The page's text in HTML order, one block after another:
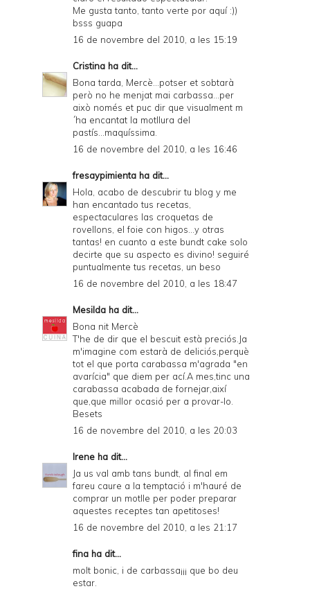
Me gusta tanto, tanto verte por aquí :))
bsss guapa
16 de novembre del 2010, a les 15:19
Cristina ha dit...
Bona tarda, Mercè...potser et sobtarà
però no he menjat mai carbassa...per
això només et puc dir que visualment m
´ha encantat la motllura del
pastís...maquíssima.
16 de novembre del 2010, a les 16:46
fresaypimienta ha dit...
Hola, acabo de descubrir tu blog y me
han encantado tus recetas,
espectaculares las croquetas de
rovellons, el foie con higos...y otras
tantas! en cuanto a este bundt cake solo
decirte que su aspecto es divino! seguiré
puntualmente tus recetas, un beso
16 de novembre del 2010, a les 18:47
Mesilda ha dit...
Bona nit Mercè
T'he de dir que el bescuit està preciós.Ja
m'imagine com estarà de deliciós,perquè
tot el que porta carabassa m'agrada "en
avarícia" que diem per ací.A mes,tinc una
carabassa acabada de fornejar,així
que,que millor ocasió per a provar-lo.
Besets
16 de novembre del 2010, a les 20:03
Irene ha dit...
Ja us val amb tans bundt, al final em
fareu caure a la temptació i m'hauré de
comprar un motlle per poder preparar
aquestes receptes tan apetitoses!
16 de novembre del 2010, a les 21:17
fina ha dit...
molt bonic, i de carbassa¡¡¡ que bo deu
estar.